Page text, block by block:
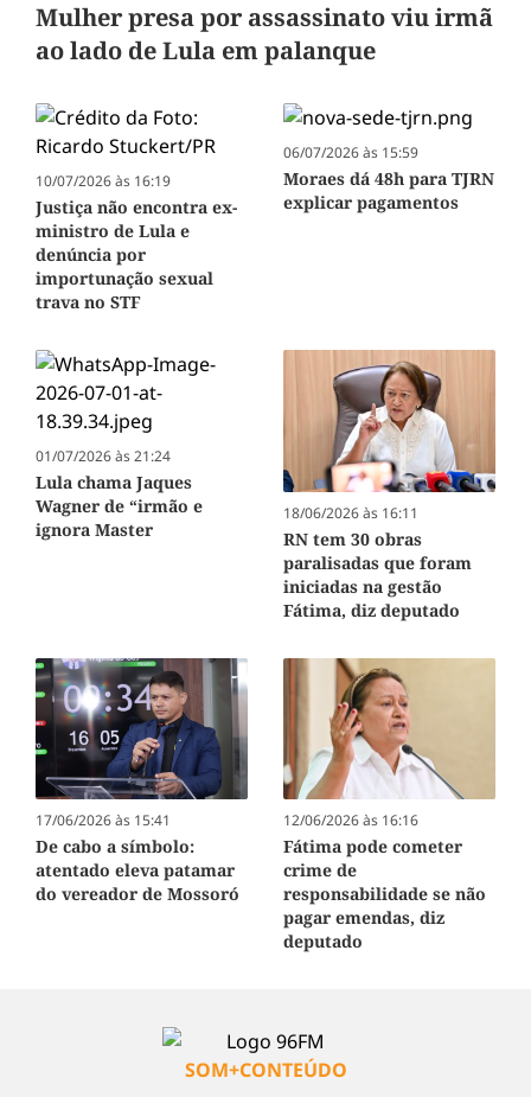
Mulher presa por assassinato viu irmã
ao lado de Lula em palanque
10/07/2026 às 16:19
Justiça não encontra ex-
ministro de Lula e
denúncia por
importunação sexual
trava no STF
06/07/2026 às 15:59
Moraes dá 48h para TJRN
explicar pagamentos
01/07/2026 às 21:24
Lula chama Jaques
Wagner de “irmão e
ignora Master
18/06/2026 às 16:11
RN tem 30 obras
paralisadas que foram
iniciadas na gestão
Fátima, diz deputado
17/06/2026 às 15:41
De cabo a símbolo:
atentado eleva patamar
do vereador de Mossoró
12/06/2026 às 16:16
Fátima pode cometer
crime de
responsabilidade se não
pagar emendas, diz
deputado
SOM+CONTEÚDO